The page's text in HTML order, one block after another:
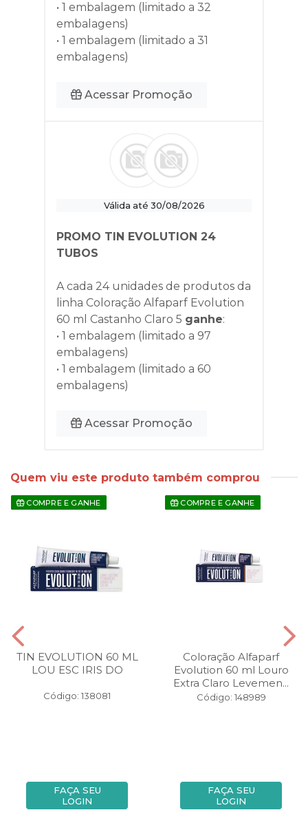
• 1 embalagem (limitado a 32
embalagens)
• 1 embalagem (limitado a 31
embalagens)
Acessar Promoção
Válida até 30/08/2026
PROMO TIN EVOLUTION 24
TUBOS
A cada 24 unidades de produtos da
linha Coloração Alfaparf Evolution
60 ml Castanho Claro 5 ganhe:
• 1 embalagem (limitado a 97
embalagens)
• 1 embalagem (limitado a 60
embalagens)
Acessar Promoção
Quem viu este produto também comprou
COMPRE E GANHE
TIN EVOLUTION 60 ML
LOU ESC IRIS DO
Código: 138081
FAÇA SEU
LOGIN
COMPRE E GANHE
Coloração Alfaparf
Evolution 60 ml Louro
Extra Claro Levemen...
Código: 148989
FAÇA SEU
LOGIN